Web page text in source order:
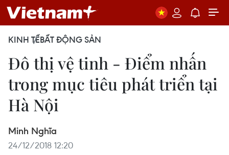
KINH TẾBẤT ĐỘNG SẢN
Đô thị vệ tinh - Điểm nhấn
trong mục tiêu phát triển tại
Hà Nội
Minh Nghĩa
24/12/2018 12:20